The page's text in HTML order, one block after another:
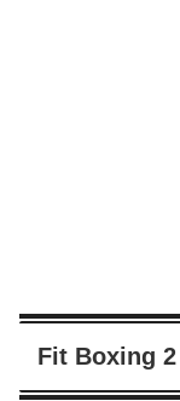
Fit Boxing 2